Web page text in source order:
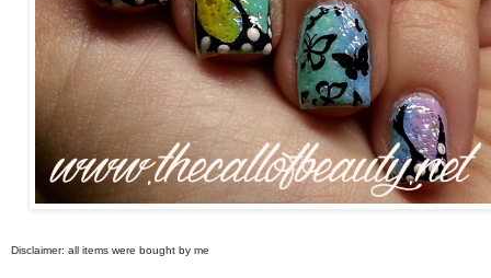
Disclaimer: all items were bought by me